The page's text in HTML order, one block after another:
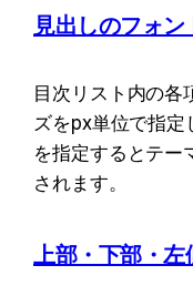
見出しのフォン
目次リスト内の各
ズをpx単位で指定
を指定するとテー
されます。
上部・下部・左